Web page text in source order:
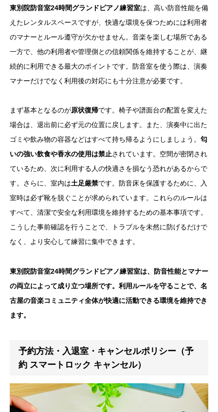
東別院防音室24時間グランドピアノ練習室は、高い防音性能を備
えたレンタルスペースですが、快適な環境を保つためには利用者
のマナーとルール遵守が欠かせません。音楽を楽しむ場所である
一方で、他の利用者や管理側との信頼関係を維持することが、継
続的に利用できる最大のポイントです。防音室を使う際は、演奏
マナーだけでなく利用後の対応にも十分注意が必要です。
まず基本となるのが原状復帰です。椅子や譜面台の配置を変えた
場合は、退出前に必ず元の位置に戻します。また、演奏中に出た
ゴミや飲み物の容器などはすべて持ち帰るようにしましょう。 匂
いの強い飲食や香水の使用は禁止されています。空間が密閉され
ているため、次に利用する人の快適さを損なう恐れがあるからで
す。さらに、室内は土足厳禁です。防音床を保護するために、入
室時は必ず靴を脱ぐことが求められています。これらのルールは
すべて、清潔で安全な利用環境を維持するための基本事項です。
こうした事前確認を行うことで、トラブルを未然に防げるだけで
なく、より安心して練習に集中できます。
東別院防音室24時間グランドピアノ練習室は、防音性能とマナー
の両立によって成り立つ場所です。利用ルールを守ることで、名
古屋の音楽コミュニティ全体が快適に活動できる環境を維持でき
ます。
予約方法・入退室・キャンセルポリシー（予
約 スマートロック キャンセル）